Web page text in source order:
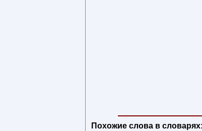
Похожие слова в словарях: